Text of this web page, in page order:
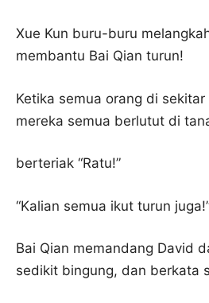
Xue Kun buru-buru
membantu Bai Qian turun!
Ketika semua orang di
mereka semua berlutut di
berteriak “Ratu!”
“Kalian semua ikut turun
Bai Qian memandang David
sedikit bingung, dan berkata